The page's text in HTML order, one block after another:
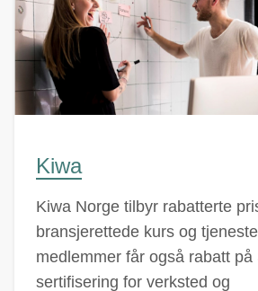
Kiwa
Kiwa Norge tilbyr rabatterte
bransjerettede kurs og
medlemmer får også rabatt på
sertifisering for verksted og